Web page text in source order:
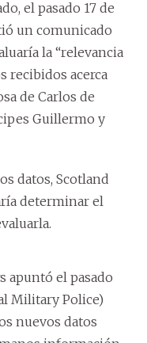
el pasado 17 de
un comunicado
la “relevancia
recibidos acerca
de Carlos de
Guillermo y
datos, Scotland
determinar el
apuntó el pasado
Military Police)
nuevos datos